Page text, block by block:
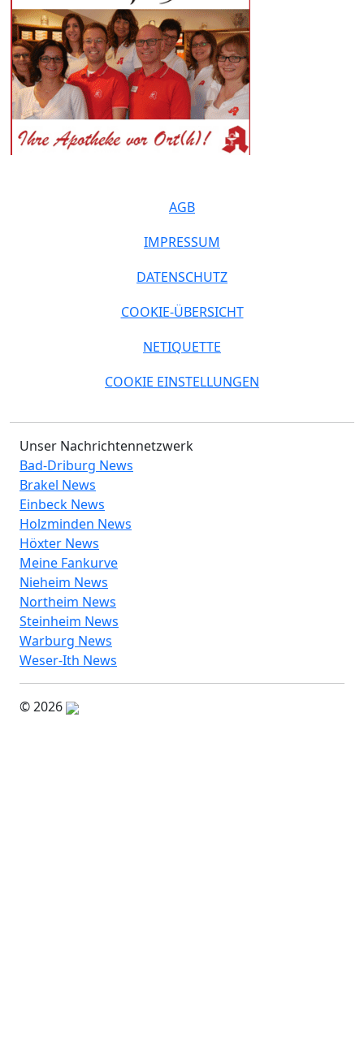
AGB
IMPRESSUM
DATENSCHUTZ
COOKIE-ÜBERSICHT
NETIQUETTE
COOKIE EINSTELLUNGEN
Unser Nachrichtennetzwerk
Bad-Driburg News
Brakel News
Einbeck News
Holzminden News
Höxter News
Meine Fankurve
Nieheim News
Northeim News
Steinheim News
Warburg News
Weser-Ith News
© 2026